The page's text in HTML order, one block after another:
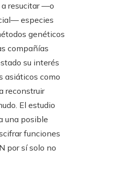
a resucitar —o
especies
genéticos
compañías
su interés
asiáticos como
reconstruir
El estudio
una posible
funciones
por sí solo no